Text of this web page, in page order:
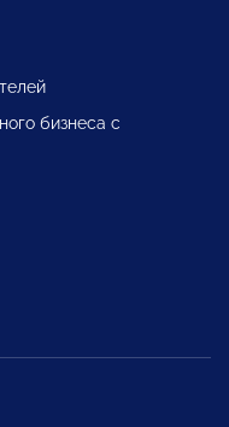
бизнеса с